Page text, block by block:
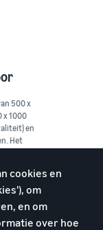
500 x
x 1000
en
Het
cookies en
om
en om
over hoe